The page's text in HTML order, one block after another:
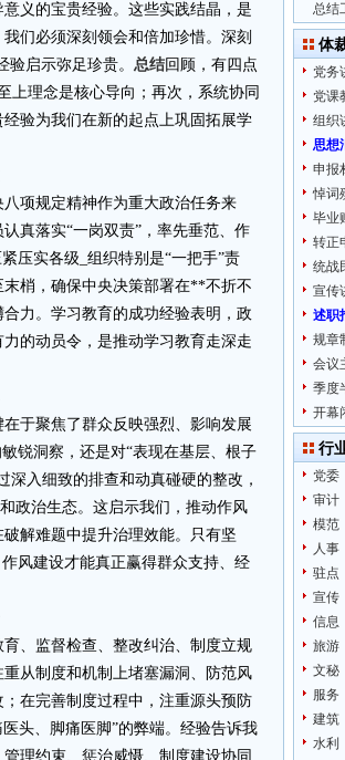
义的宝贵经验。这些实践结晶，是
们必须深刻领会和倍加珍惜。深刻
启示弥足珍贵。 总结回顾，有四点
上理念是核心导向；再次，系统协同
验为我们在新的起点上巩固拓展学
项规定精神作为重大政治任务来
真落实“一岗双责”，率先垂范、作
压实各级_组织特别是“一把手”责
梢，确保中央决策部署在**不折不
力。学习教育的成功经验表明，政
的动员令，是推动学习教育走深走
于聚焦了群众反映强烈、影响发展
锐洞察，还是对“表现在基层、根子
入细致的排查和动真碰硬的整改，
政治生态。这启示我们，推动作风
解难题中提升治理效能。只有坚
风建设才能真正赢得群众支持、经
、监督检查、整改纠治、制度立规
从制度和机制上堵塞漏洞、防范风
在完善制度过程中，注重源头预防
头、脚痛医脚”的弊端。经验告诉我
理约束、惩治威慑、制度建设协同
总结
体
党务
党课
组织
思想
申报
悼词
毕业
转正
统战
宣传
述职
规章
会议
季度
开幕
行
党委
审计
模范
人事
驻点
宣传
信息
旅游
文秘
服务
建筑
水利